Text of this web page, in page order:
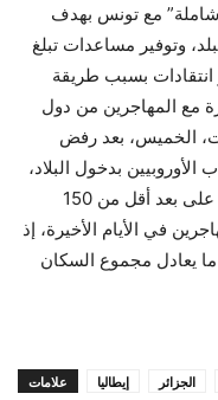
شاملة” مع تونس بهدف
وتوفير مساعدات تبلغ
انتقادات بسبب طريقة
مع المهاجرين من دول
الخميس، بعد رفض
بدخول البلاد،
وتواجه جزيرة لامبيدوسا الإيطالية الواقعة على بعد أقل من 150
في الأيام الأخيرة، إذ
يعادل مجموع السكان
علامات
إيطاليا الجزائر